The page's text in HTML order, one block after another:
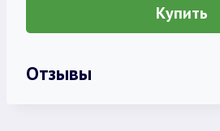
Купить
Отзывы